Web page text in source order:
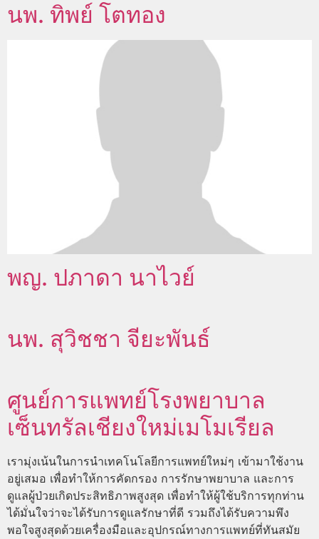
นพ. ทิพย์ โตทอง
พญ. ปภาดา นาไวย์
นพ. สุวิชชา จียะพันธ์
ศูนย์การแพทย์โรงพยาบาล
เซ็นทรัลเชียงใหม่เมโมเรียล
เรามุ่งเน้นในการนำเทคโนโลยีการแพทย์ใหม่ๆ เข้ามาใช้งาน
อยู่เสมอ เพื่อทำให้การคัดกรอง การรักษาพยาบาล และการ
ดูแลผู้ป่วยเกิดประสิทธิภาพสูงสุด เพื่อทำให้ผู้ใช้บริการทุกท่าน
ได้มั่นใจว่าจะได้รับการดูแลรักษาที่ดี รวมถึงได้รับความพึง
พอใจสูงสุดด้วยเครื่องมือและอุปกรณ์ทางการแพทย์ที่ทันสมัย